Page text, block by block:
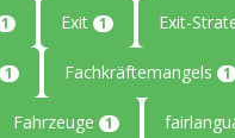
1 Exit 1 Exit-
1 Fachkräftemangels 1
Fahrzeuge 1